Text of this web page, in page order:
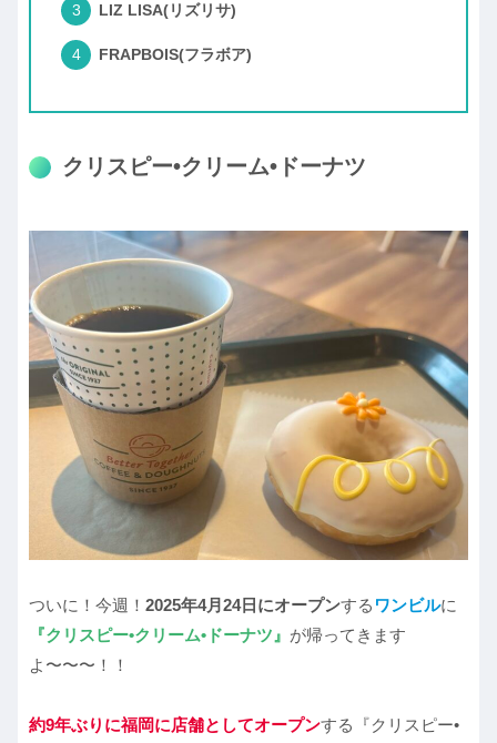
LIZ LISA(リズリサ)
FRAPBOIS(フラボア)
クリスピー•クリーム•ドーナツ
ついに！今週！ 2025年4月24日にオープンする ワンビルに
『クリスピー•クリーム•ドーナツ』 が帰ってきます
よ〜〜〜！！
約9年ぶりに福岡に店舗としてオープンする『クリスピー•